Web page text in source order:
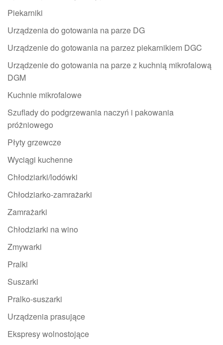
Piekarniki
Urządzenia do gotowania na parze DG
Urządzenie do gotowania na parzez piekarnikiem DGC
Urządzenie do gotowania na parze z kuchnią mikrofalową
DGM
Kuchnie mikrofalowe
Szuflady do podgrzewania naczyń i pakowania
próżniowego
Płyty grzewcze
Wyciągi kuchenne
Chłodziarki/lodówki
Chłodziarko-zamrażarki
Zamrażarki
Chłodziarki na wino
Zmywarki
Pralki
Suszarki
Pralko-suszarki
Urządzenia prasujące
Ekspresy wolnostojące